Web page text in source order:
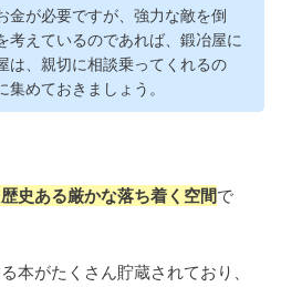
金が必要ですが、強力な敵を倒
考えているのであれば、鍛冶屋に
は、親切に相談乗ってくれるの
めておきましょう。
史ある厳かな落ち着く空間で
本がたくさん貯蔵されており、